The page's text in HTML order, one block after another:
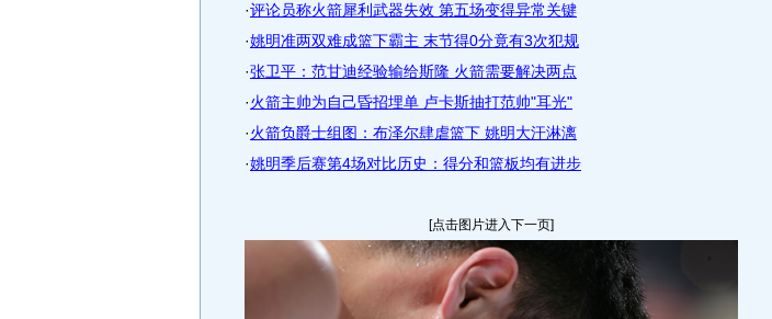
·评论员称火箭犀利武器失效 第五场变得异常关键
·姚明准两双难成篮下霸主 末节得0分竟有3次犯规
·张卫平：范甘迪经验输给斯隆 火箭需要解决两点
·火箭主帅为自己昏招埋单 卢卡斯抽打范帅"耳光"
·火箭负爵士组图：布泽尔肆虐篮下 姚明大汗淋漓
·姚明季后赛第4场对比历史：得分和篮板均有进步
[点击图片进入下一页]